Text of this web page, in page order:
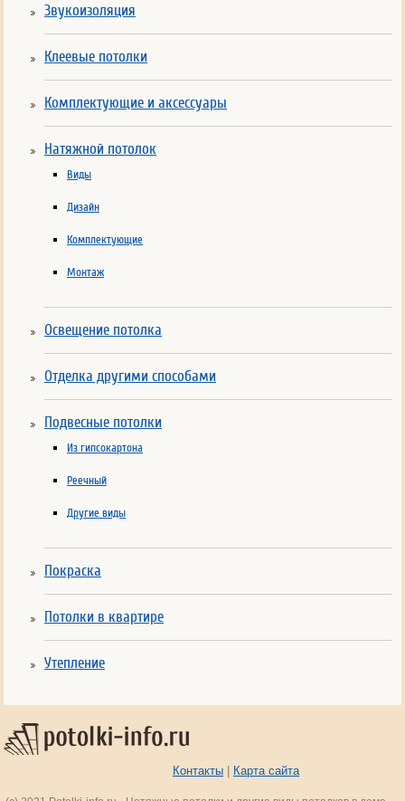
Звукоизоляция
Клеевые потолки
Комплектующие и аксессуары
Натяжной потолок
Виды
Дизайн
Комплектующие
Монтаж
Освещение потолка
Отделка другими способами
Подвесные потолки
Из гипсокартона
Реечный
Другие виды
Покраска
Потолки в квартире
Утепление
Контакты Карта сайта